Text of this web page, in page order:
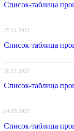
Список-таблица
15.11.2021
Список-таблица
10.11.2021
Список-таблица
04.05.2021
Список-таблица